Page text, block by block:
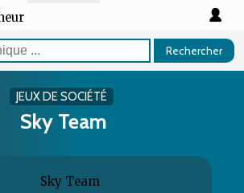
Rechercher
JEUX DE SOCIÉTÉ
Sky Team